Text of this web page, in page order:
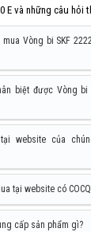
E và những câu hỏi
Vòng bi SKF
biệt được Vòng bi
website của
tại website có
cấp sản phẩm gì?